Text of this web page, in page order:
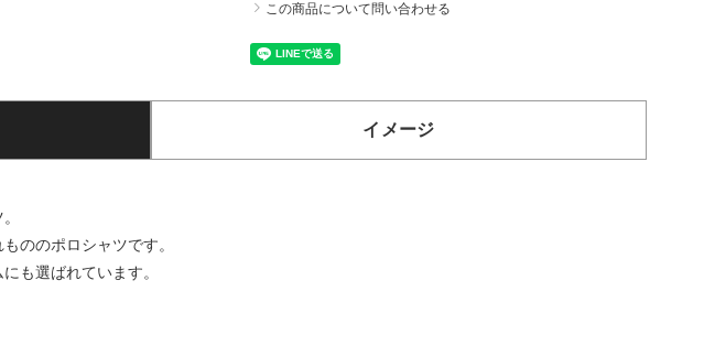
この商品について問い合わせる
イメージ
ののポロシャツです。
も選ばれています。